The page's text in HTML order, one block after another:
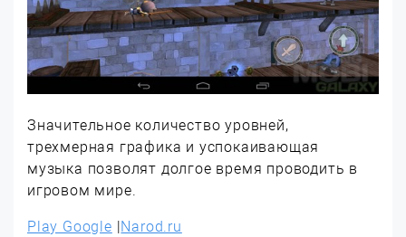
Значительное количество уровней,
трехмерная графика и успокаивающая
музыка позволят долгое время проводить в
игровом мире.
Play Google Narod.ru